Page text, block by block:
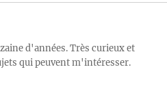
d'années. Très curieux et
qui peuvent m'intéresser.